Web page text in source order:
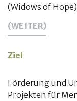
(Widows of
(WEITER)
Förderung und
Projekten für
Ziel